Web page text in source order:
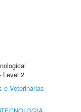
Level 2
e Veterinárias